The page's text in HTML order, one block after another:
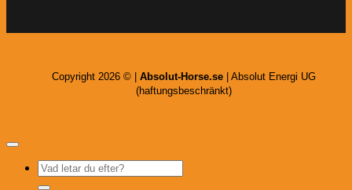
Copyright 2026 © | Absolut-Horse.se | Absolut Energi UG
(haftungsbeschränkt)
Sök
efter: